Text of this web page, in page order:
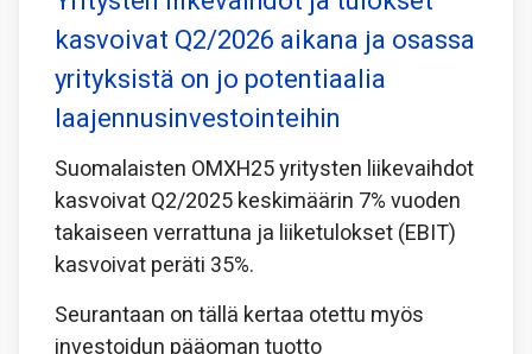
kasvoivat Q2/2026 aikana ja osassa
yrityksistä on jo potentiaalia
laajennusinvestointeihin
Suomalaisten OMXH25 yritysten liikevaihdot
kasvoivat Q2/2025 keskimäärin 7% vuoden
takaiseen verrattuna ja liiketulokset (EBIT)
kasvoivat peräti 35%.
Seurantaan on tällä kertaa otettu myös
investoidun pääoman tuotto